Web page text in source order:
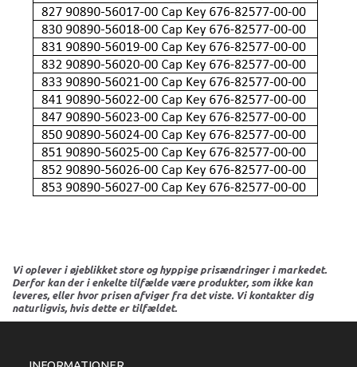
Vi oplever i øjeblikket store og hyppige prisændringer i markedet.
Derfor kan der i enkelte tilfælde være produkter, som ikke kan
leveres, eller hvor prisen afviger fra det viste. Vi kontakter dig
naturligvis, hvis dette er tilfældet.